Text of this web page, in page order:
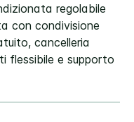
regolabile
con condivisione
cancelleria
flessibile e supporto